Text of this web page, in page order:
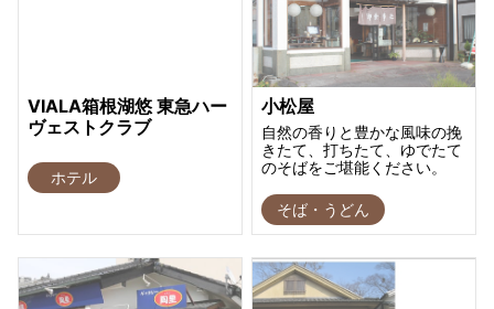
VIALA箱根湖悠 東急ハー
ヴェストクラブ
ホテル
小松屋
自然の香りと豊かな風味の挽
きたて、打ちたて、ゆでたて
のそばをご堪能ください。
そば・うどん